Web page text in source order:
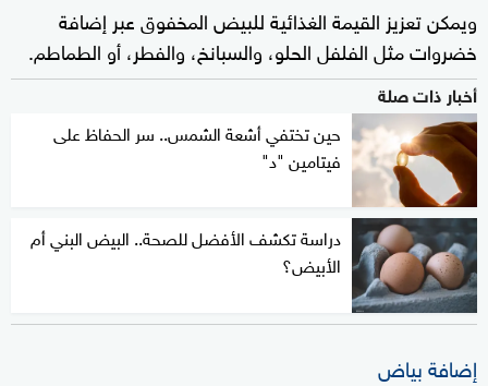
ويمكن تعزيز القيمة الغذائية للبيض المخفوق عبر إضافة
خضروات مثل الفلفل الحلو، والسبانخ، والفطر، أو الطماطم.
أخبار ذات صلة
حين تختفي أشعة الشمس.. سر الحفاظ على
فيتامين "د"
دراسة تكشف الأفضل للصحة.. البيض البني أم
الأبيض؟
إضافة بياض